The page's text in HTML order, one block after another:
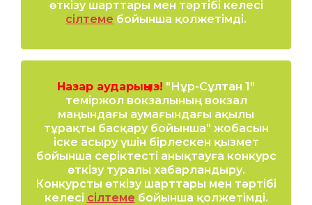
өткізу шарттары мен тәртібі келесі
сілтеме бойынша қолжетімді.
Назар аударыңыз! "Нұр-Cұлтан 1"
теміржол вокзалының вокзал
маңындағы аумағындағы ақылы
тұрақты басқару бойынша" жобасын
іске асыру үшін бірлескен қызмет
бойынша серіктесті анықтауға конкурс
өткізу туралы хабарландыру.
Конкурсты өткізу шарттары мен тәртібі
келесі сілтеме бойынша қолжетімді.